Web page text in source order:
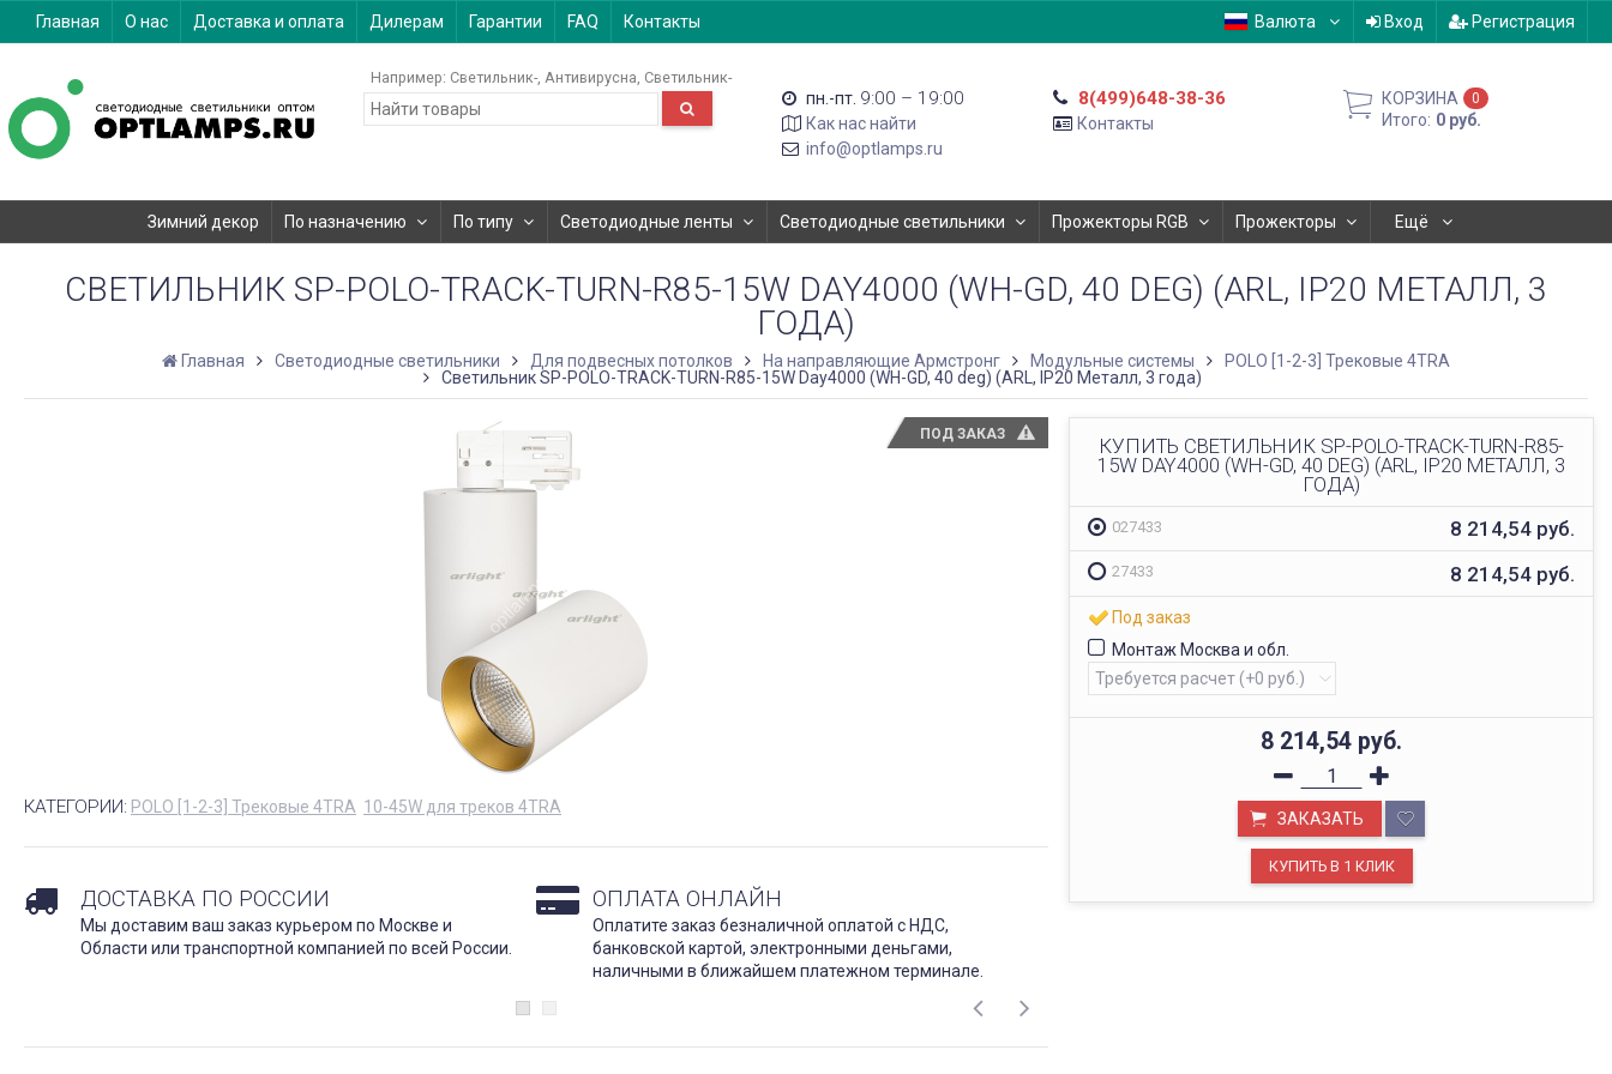
Главная О нас Доставка и оплата Дилерам Гарантии FAQ Контакты Валюта Вход Регистрация
Например: Светильник- Антивирусна Светильник-
пн.-пт. 9:00 – 19:00
Как нас найти
info@optlamps.ru
8(499)648-38-36
Контакты
КОРЗИНА 0
Итого: 0 руб.
Зимний декор По назначению По типу Светодиодные ленты Светодиодные светильники Прожекторы RGB Прожекторы Ещё
СВЕТИЛЬНИК SP-POLO-TRACK-TURN-R85-15W DAY4000 (WH-GD, 40 DEG) (ARL, IP20 МЕТАЛЛ, 3
ГОДА)
Главная Светодиодные светильники Для подвесных потолков На направляющие Армстронг Модульные системы
POLO [1-2-3] Трековые 4TRA
Светильник SP-POLO-TRACK-TURN-R85-15W Day4000 (WH-GD, 40 deg) (ARL, IP20 Металл, 3 года)
ПОД ЗАКАЗ
КУПИТЬ СВЕТИЛЬНИК SP-POLO-TRACK-TURN-R85-
15W DAY4000 (WH-GD, 40 DEG) (ARL, IP20 МЕТАЛЛ, 3
ГОДА)
027433 8 214,54 руб.
27433 8 214,54 руб.
Под заказ
Монтаж Москва и обл.
8 214,54 руб.
ЗАКАЗАТЬ
КАТЕГОРИИ: POLO [1-2-3] Трековые 4TRA 10-45W для треков 4TRA
ДОСТАВКА ПО РОССИИ
Мы доставим ваш заказ курьером по Москве и
Области или транспортной компанией по всей России.
ОПЛАТА ОНЛАЙН
Оплатите заказ безналичной оплатой с НДС,
банковской картой, электронными деньгами,
наличными в ближайшем платежном терминале.
ОФИС В МОСКВЕ